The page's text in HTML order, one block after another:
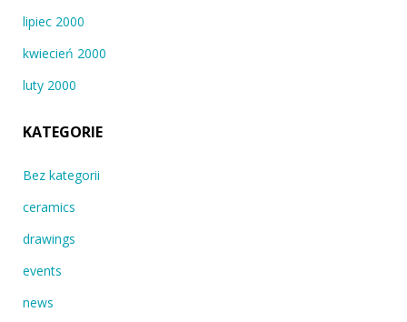
lipiec 2000
kwiecień 2000
luty 2000
KATEGORIE
Bez kategorii
ceramics
drawings
events
news